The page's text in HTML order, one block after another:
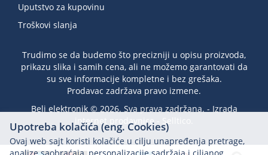
Uputstvo za kupovinu
Troškovi slanja
Trudimo se da budemo što precizniji u opisu proizvoda,
prikazu slika i samih cena, ali ne možemo garantovati da
su sve informacije kompletne i bez grešaka.
Prodavac zadržava pravo izmene.
Beli elektronik © 2026. Sva prava zadržana. - Izrada
internet prodavnice
Selltico.
Upotreba kolačića (eng. Cookies)
Ovaj web sajt koristi kolačiće u cilju unapređenja pretrage,